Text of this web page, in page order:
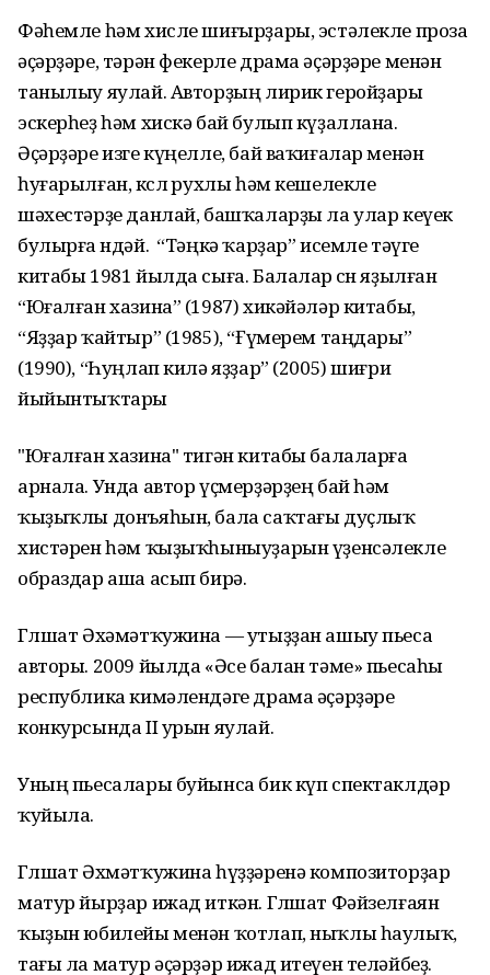
Фәһемле һәм хисле шиғырҙары, эстәлекле проза
әҫәрҙәре, тәрән фекерле драма әҫәрҙәре менән
танылыу яулай. Авторҙың лирик геройҙары
эскерһеҙ һәм хискә бай булып күҙаллана.
Әҫәрҙәре изге күңелле, бай ваҡиғалар менән
һуғарылған, көслө рухлы һәм кешелекле
шәхестәрҙе данлай, башҡаларҙы ла улар кеүек
булырға өндәй. “Тәңкә ҡарҙар” исемле тәүге
китабы 1981 йылда сыға. Балалар өсөн яҙылған
“Юғалған хазина” (1987) хикәйәләр китабы,
“Яҙҙар ҡайтыр” (1985), “Ғүмерем таңдары”
(1990), “Һуңлап килә яҙҙар” (2005) шиғри
йыйынтыҡтары
"Юғалған хазина" тигән китабы балаларға
арнала. Унда автор үҫмерҙәрҙең бай һәм
ҡыҙыҡлы донъяһын, бала саҡтағы дуҫлыҡ
хистәрен һәм ҡыҙыҡһыныуҙарын үҙенсәлекле
образдар аша асып бирә.
Гөлшат Әхәмәтҡужина — утыҙҙан ашыу пьеса
авторы. 2009 йылда «Әсе балан тәме» пьесаһы
республика кимәлендәге драма әҫәрҙәре
конкурсында II урын яулай.
Уның пьесалары буйынса бик күп спектаклдәр
ҡуйыла.
Гөлшат Әхмәтҡужина һүҙҙәренә композиторҙар
матур йырҙар ижад иткән. Гөлшат Фәйзелғаян
ҡыҙын юбилейы менән ҡотлап, ныҡлы һаулыҡ,
тағы ла матур әҫәрҙәр ижад итеүен теләйбеҙ.